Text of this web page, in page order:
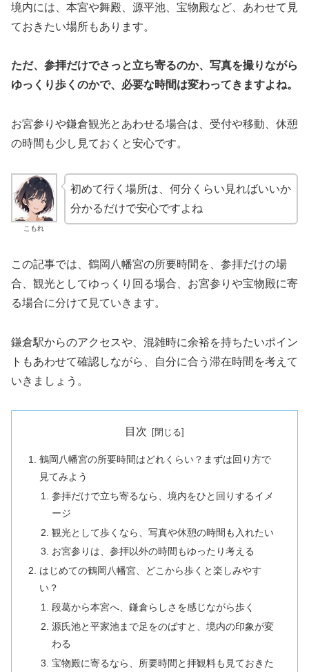
境内には、本宮や舞殿、源平池、宝物殿など、あわせて見
ておきたい場所もあります。
ただ、参拝だけでさっと立ち寄るのか、写真を撮りながら
ゆっくり歩くのかで、必要な時間は変わってきますよね。
お宮参りや鎌倉観光とあわせる場合は、受付や移動、休憩
の時間も少し見ておくと安心です。
こもれ
初めて行く場所は、何分くらい見ればいいか
分かるだけで安心ですよね
この記事では、鶴岡八幡宮の所要時間を、参拝だけの場
合、観光としてゆっくり回る場合、お宮参りや宝物殿に寄
る場合に分けて見ていきます。
鎌倉駅からのアクセスや、混雑時に余裕を持ちたいポイン
トもあわせて確認しながら、自分に合う滞在時間を考えて
いきましょう。
目次
鶴岡八幡宮の所要時間はどれくらい？まずは回り方で
見てみよう
参拝だけで立ち寄るなら、境内をひと回りするイメ
ージ
観光として歩くなら、写真や休憩の時間も入れたい
お宮参りは、参拝以外の時間もゆったり考える
はじめての鶴岡八幡宮、どこから歩くと楽しみやす
い？
段葛から本宮へ、鎌倉らしさを感じながら歩く
源氏池と平家池まで足をのばすと、境内の印象が変
わる
宝物殿に寄るなら、所要時間と拝観料も見ておきた